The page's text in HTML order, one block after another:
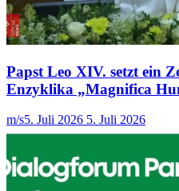
Papst Leo XIV. setzt ein
Enzyklika „Magnifica
m/s5. Juli 2026 5. Juli 2026